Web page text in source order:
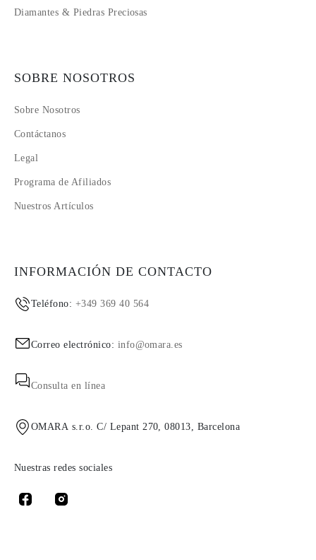
Diamantes & Piedras Preciosas
SOBRE NOSOTROS
Sobre Nosotros
Contáctanos
Legal
Programa de Afiliados
Nuestros Artículos
INFORMACIÓN DE CONTACTO
Teléfono: +349 369 40 564
Correo electrónico: info@omara.es
Consulta en línea
OMARA s.r.o. C/ Lepant 270, 08013, Barcelona
Nuestras redes sociales